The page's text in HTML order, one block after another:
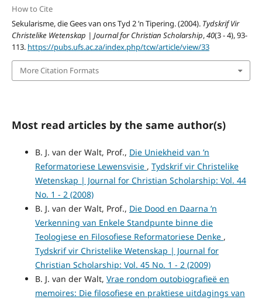
How to Cite
Sekularisme, die Gees van ons Tyd 2 ’n Tipering. (2004). Tydskrif Vir
Christelike Wetenskap | Journal for Christian Scholarship,40(3 - 4), 93-
113. https://pubs.ufs.ac.za/index.php/tcw/article/view/33
More Citation Formats
Most read articles by the same author(s)
B. J. van der Walt, Prof., Die Uniekheid van ’n
Reformatoriese Lewensvisie , Tydskrif vir Christelike
Wetenskap | Journal for Christian Scholarship: Vol. 44
No. 1 - 2 (2008)
B. J. van der Walt, Prof., Die Dood en Daarna ’n
Verkenning van Enkele Standpunte binne die
Teologiese en Filosofiese Reformatoriese Denke ,
Tydskrif vir Christelike Wetenskap | Journal for
Christian Scholarship: Vol. 45 No. 1 - 2 (2009)
B. J. van der Walt, Vrae rondom outobiografieë en
memoires: Die filosofiese en praktiese uitdagings van